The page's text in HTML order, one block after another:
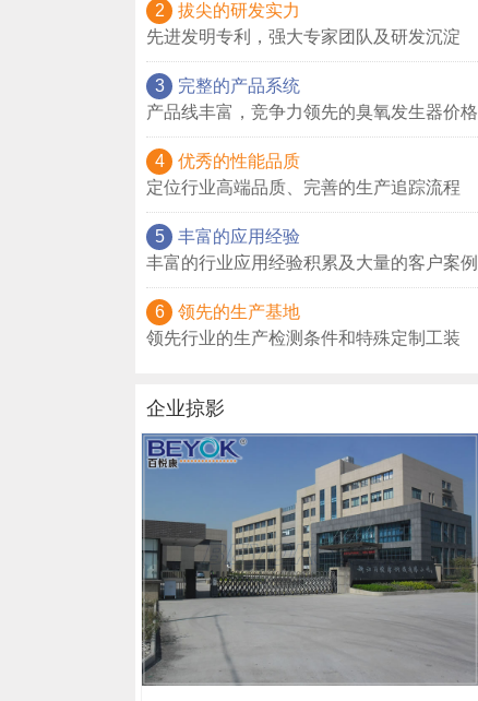
2
拔尖的研发实力
先进发明专利，强大专家团队及研发沉淀
3
完整的产品系统
产品线丰富，竞争力领先的臭氧发生器价格
4
优秀的性能品质
定位行业高端品质、完善的生产追踪流程
5
丰富的应用经验
丰富的行业应用经验积累及大量的客户案例
6
领先的生产基地
领先行业的生产检测条件和特殊定制工装
企业掠影